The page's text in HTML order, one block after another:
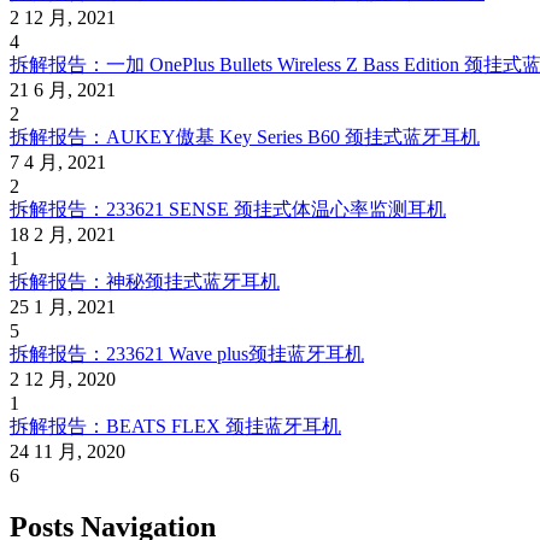
2 12 月, 2021
4
拆解报告：一加 OnePlus Bullets Wireless Z Bass Edition 颈挂式
21 6 月, 2021
2
拆解报告：AUKEY傲基 Key Series B60 颈挂式蓝牙耳机
7 4 月, 2021
2
拆解报告：233621 SENSE 颈挂式体温心率监测耳机
18 2 月, 2021
1
拆解报告：神秘颈挂式蓝牙耳机
25 1 月, 2021
5
拆解报告：233621 Wave plus颈挂蓝牙耳机
2 12 月, 2020
1
拆解报告：BEATS FLEX 颈挂蓝牙耳机
24 11 月, 2020
6
Posts Navigation